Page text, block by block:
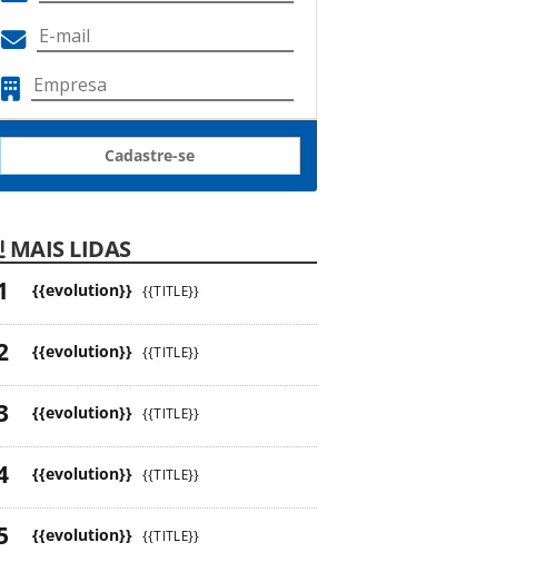
Cadastre-se
MAIS LIDAS
{{evolution}} {{TITLE}}
{{evolution}} {{TITLE}}
{{evolution}} {{TITLE}}
{{evolution}} {{TITLE}}
{{evolution}} {{TITLE}}